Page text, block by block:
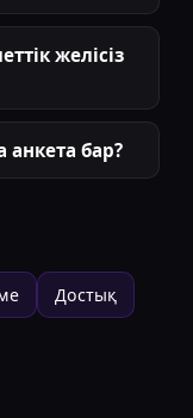
желісіз
бар?
Достық